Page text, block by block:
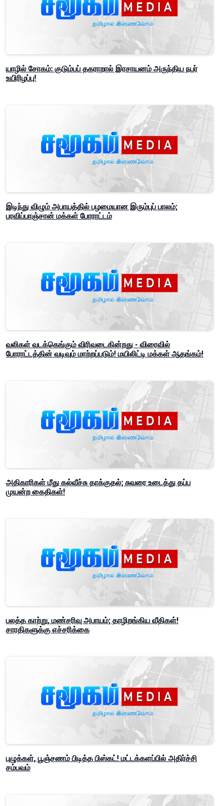
யாழில் சோகம்: குடும்பப் தகராறால் இரசாயனம் அருந்திய நபர்
உயிரிழப்பு!
இடிந்து விழும் அபாயத்தில் பழமையான இரும்புப் பாலம்;
பரவிப்பாஞ்சான் மக்கள் போராட்டம்
வலிகள் வடக்கெங்கும் விரிவடைகின்றது - விரைவில்
போராட்டத்தின் வடிவும் மாற்றப்படும்! மயிலிட்டி மக்கள் ஆதங்கம்!
அதிகாரிகள் மீது கல்வீச்சு தாக்குதல்; சுவரை உடைத்து தப்ப
முயன்ற கைதிகள்!
பலத்த காற்று, மண்சரிவு அபாயம்; தாழிறங்கிய வீதிகள்!
சாரதிகளுக்கு எச்சரிக்கை
புழுக்கள், பூஞ்சணம் பிடித்த பிஸ்கட்! மட்டக்களப்பில் அதிர்ச்சி
சம்பவம்